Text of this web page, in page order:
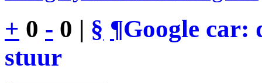
+ 0 - 0 | § ¶Google car:
stuur